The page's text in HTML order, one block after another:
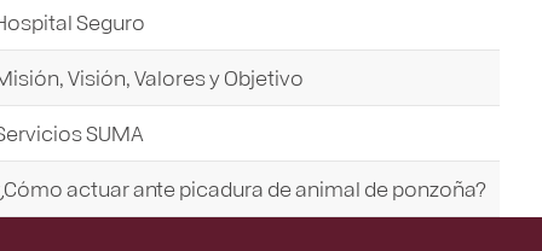
Seguro
Visión, Valores y Objetivo
SUMA
actuar ante picadura de animal de ponzoña?